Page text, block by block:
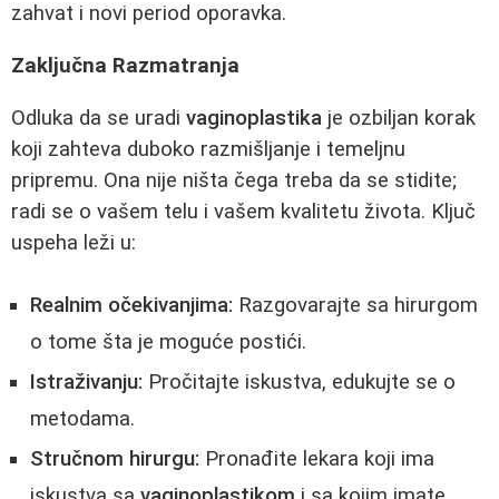
zahvat i novi period oporavka.
Zaključna Razmatranja
Odluka da se uradi vaginoplastika je ozbiljan korak
koji zahteva duboko razmišljanje i temeljnu
pripremu. Ona nije ništa čega treba da se stidite;
radi se o vašem telu i vašem kvalitetu života. Ključ
uspeha leži u:
Realnim očekivanjima: Razgovarajte sa hirurgom
o tome šta je moguće postići.
Istraživanju: Pročitajte iskustva, edukujte se o
metodama.
Stručnom hirurgu: Pronađite lekara koji ima